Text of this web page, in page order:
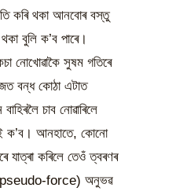
কৰি থকা আনবোৰ বস্তু
বুলি ক’ব পাৰে।
নোখোৱাকৈ সুষম গতিৰে
বন্ধ কোঠা এটাত
চাব নোৱাৰিলে
ক’ব। আনহাতে, কোনো
যাত্ৰা কৰিলে তেওঁ ত্বৰণৰ
(pseudo-force) অনুভৱ